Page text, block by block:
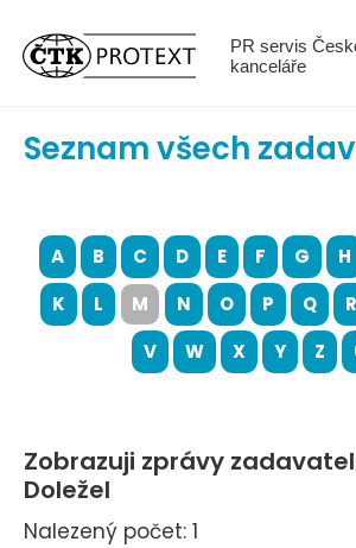
PR servis
kanceláře
Seznam všech
A B C D E F G H
K
L M N O P Q R
V
W X Y Z
Zobrazuji zprávy
Doležel
Nalezený počet: 1